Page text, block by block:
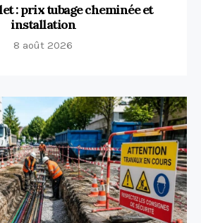
: prix tubage cheminée et
installation
8 août 2026